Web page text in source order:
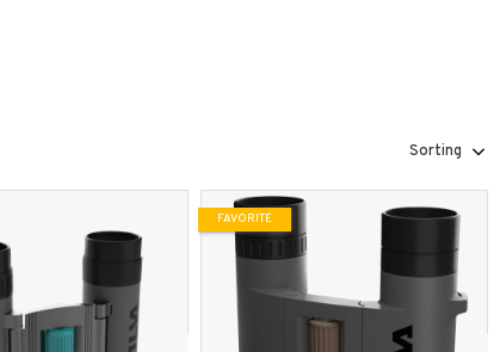
Select sorting method
FAVORITE